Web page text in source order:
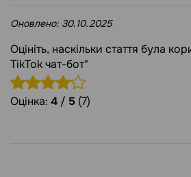
Оновлено: 30.10.2025
Оцініть, наскільки стаття була
TikTok чат-бот"
Оцінка: 4 / 5 (7)